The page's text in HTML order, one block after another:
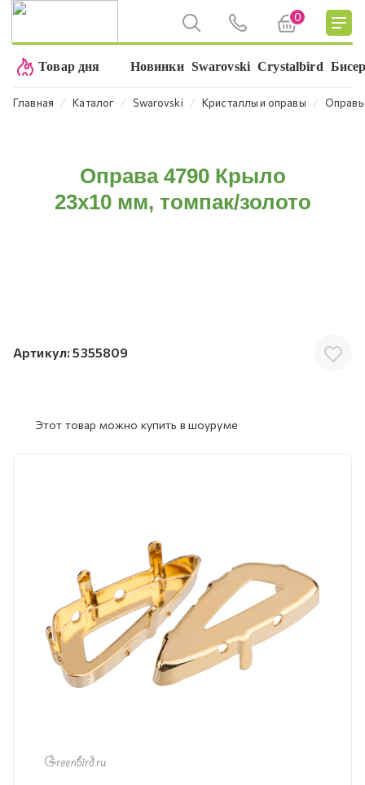
0
Товар дня Новинки Swarovski Crystalbird
Главная ⁄ Каталог ⁄ Swarovski ⁄ Кристаллы и оправы ⁄ Оправы
Оправа 4790 Крыло
23х10 мм, томпак/золото
Артикул: 5355809
Этот товар можно купить в шоуруме